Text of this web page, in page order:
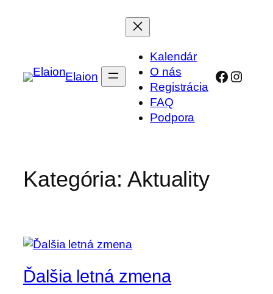
Elaion
Kalendár
O nás
Registrácia
FAQ
Podpora
Kategória: Aktuality
Ďalšia letná zmena